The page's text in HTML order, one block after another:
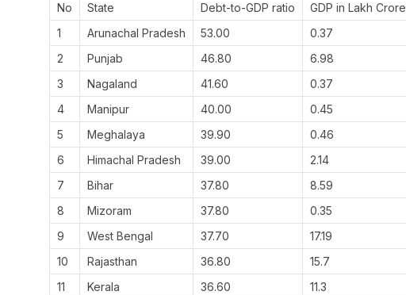
No State Debt-to-GDP ratio GDP in Lakh Crore
1
Arunachal Pradesh 53.00 0.37
2
Punjab 46.80 6.98
3
Nagaland 41.60 0.37
4
Manipur 40.00 0.45
5
Meghalaya 39.90 0.46
6
Himachal Pradesh 39.00 2.14
7
Bihar 37.80 8.59
8
Mizoram 37.80 0.35
9
West Bengal 37.70 17.19
10
Rajasthan 36.80 15.7
11
Kerala 36.60 11.3